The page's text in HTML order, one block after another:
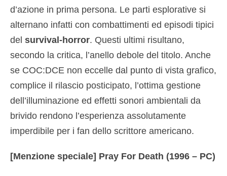
d’azione in prima persona. Le parti esplorative si
alternano infatti con combattimenti ed episodi tipici
del survival-horror. Questi ultimi risultano,
secondo la critica, l’anello debole del titolo. Anche
se COC:DCE non eccelle dal punto di vista grafico,
complice il rilascio posticipato, l’ottima gestione
dell’illuminazione ed effetti sonori ambientali da
brivido rendono l’esperienza assolutamente
imperdibile per i fan dello scrittore americano.
[Menzione speciale] Pray For Death (1996 – PC)